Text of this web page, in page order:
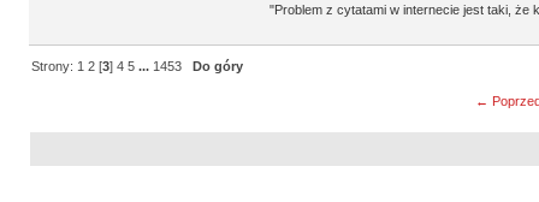
"Problem z cytatami w internecie jest taki, że
Strony: 1 2 [3]4 5 ... 1453 Do góry
←